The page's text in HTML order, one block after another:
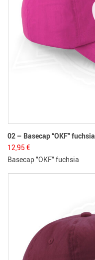
02 – Basecap “OKF” fuchsia
12,95 €
Basecap "OKF" fuchsia